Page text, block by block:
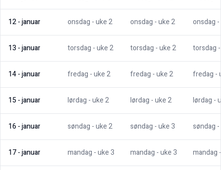
12-januar onsdag - uke2 onsdag - uke2 onsdag
13 -januar torsdag - uke2 torsdag - uke2 torsdag
14-januar fredag - uke2 fredag - uke2 fredag -
15-januar lørdag - uke2 lørdag - uke2 lørdag -
16-januar søndag - uke2 søndag - uke3 søndag
17-januar mandag - uke3 mandag - uke3 mandag